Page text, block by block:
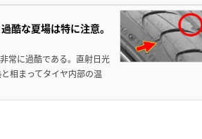
酷な夏場は特に注意。
常に過酷である。直射日光
相まってタイヤ内部の温